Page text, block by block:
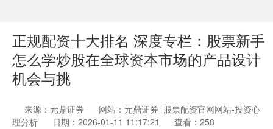
正规配资十大排名 深度专栏：股票新手
怎么学炒股在全球资本市场的产品设计
机会与挑
来源：元鼎证券
网站：元鼎证券_股票配资官网网站-投资心
理分析
日期：2026-01-11 11:17:21
查看：258